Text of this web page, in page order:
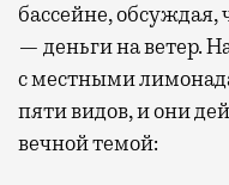
бассейне, обсуждая,
— деньги на ветер.
с местными
пяти видов, и они
вечной темой: